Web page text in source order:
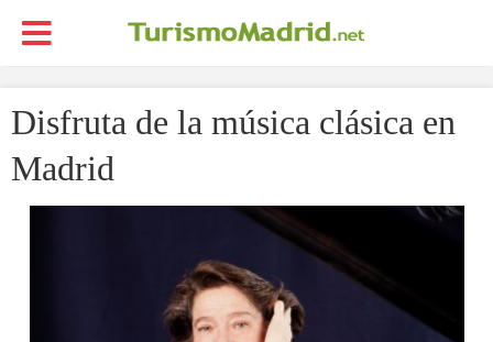
Disfruta de la música clásica en
Madrid